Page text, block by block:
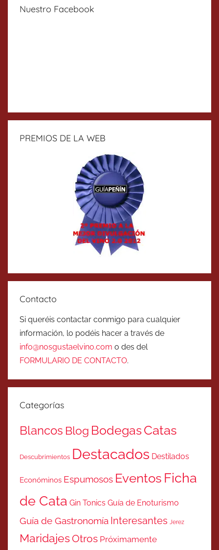
Nuestro Facebook
PREMIOS DE LA WEB
Contacto
Si queréis contactar conmigo para cualquier
información, lo podéis hacer a través de
info@nosgustaelvino.com o des del
FORMULARIO DE CONTACTO.
Categorías
Blancos Blog BodegasCatas
Descubrimientos Destacados Destilados
Económinos Espumosos Eventos Ficha
de Cata Gin Tonics Guía de Enoturismo
Guía de Gastronomía Interesantes Jerez
MaridajesOtros Próximamente